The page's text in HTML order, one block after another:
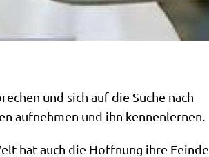
und sich auf die Suche nach
auf­neh­men und ihn kennenlernen.
hat auch die Hoff­nung ihre Fein­de.